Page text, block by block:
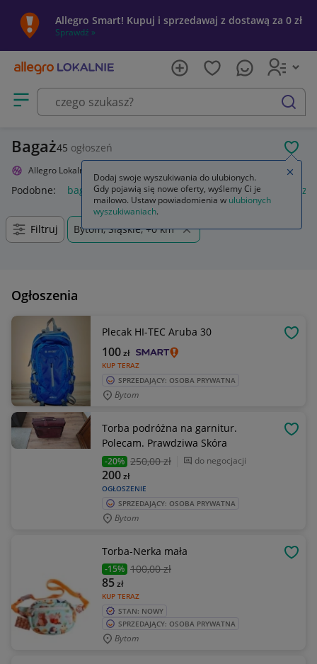
Allegro Smart! Kupuj i sprzedawaj z dostawą za 0 zł
Sprawdź »
Otwórz menu z kategoriami
szukaj
Bagaż45 ogłoszeń
Allegro Lokalnie
Podobne: bagażnik rowerowy na hak plecak bagaż
Filtruj Bytom, Śląskie, +0 km
Ogłoszenia
Plecak HI-TEC Aruba 30
KUP TERAZ
100zł
SPRZEDAJĄCY: OSOBA PRYWATNA
Bytom
Torba podróżna na garnitur.
Polecam. Prawdziwa Skóra
-20% 250,00 zł do negocjacji
OGŁOSZENIE
200zł
SPRZEDAJĄCY: OSOBA PRYWATNA
Bytom
Torba-Nerka mała
-15% 100,00 zł
KUP TERAZ
85zł
STAN: NOWY
SPRZEDAJĄCY: OSOBA PRYWATNA
Bytom
Dodaj swoje wyszukiwania do ulubionych.
Gdy pojawią się nowe oferty, wyślemy Ci je
mailowo. Ustaw powiadomienia w ulubionych
wyszukiwaniach.